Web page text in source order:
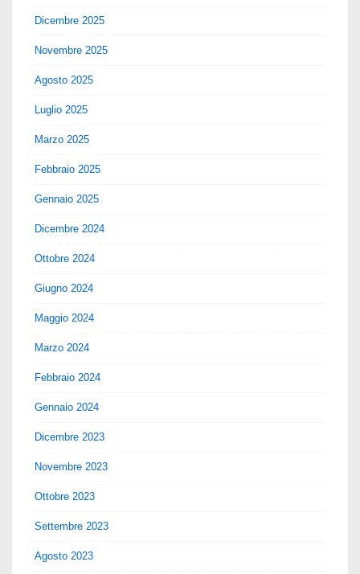
Dicembre 2025
Novembre 2025
Agosto 2025
Luglio 2025
Marzo 2025
Febbraio 2025
Gennaio 2025
Dicembre 2024
Ottobre 2024
Giugno 2024
Maggio 2024
Marzo 2024
Febbraio 2024
Gennaio 2024
Dicembre 2023
Novembre 2023
Ottobre 2023
Settembre 2023
Agosto 2023